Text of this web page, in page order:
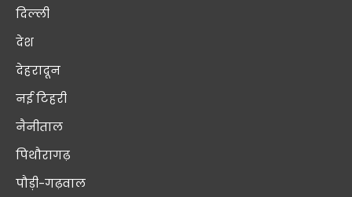
दिल्ली
देश
देहरादून
नई टिहरी
नैनीताल
पिथौरागढ़
पौड़ी-गढ़वाल